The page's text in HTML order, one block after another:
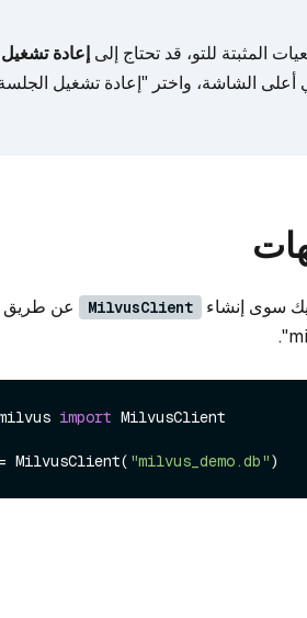
إعادة
الشاشة، واختر "إعادة تشغيل
MilvusClient
عن طريق
import MilvusClient
MilvusClient( "milvus_demo.db"